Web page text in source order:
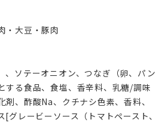
・大豆・豚肉
、ソテーオニオン、つなぎ（卵、パン
する食品、食塩、香辛料、乳糖/調味
、酢酸Na、クチナシ色素、香料、
グレービーソース（トマトペースト、